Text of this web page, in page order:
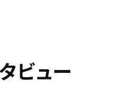
ます。
ビュー